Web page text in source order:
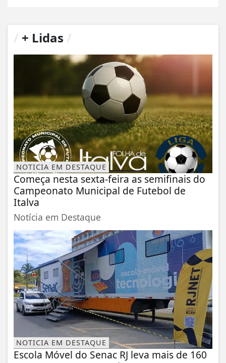
+ Lidas
NOTICIA EM DESTAQUE
Começa nesta sexta-feira as semifinais do
Campeonato Municipal de Futebol de
Italva
Notícia em Destaque
NOTICIA EM DESTAQUE
Escola Móvel do Senac RJ leva mais de 160